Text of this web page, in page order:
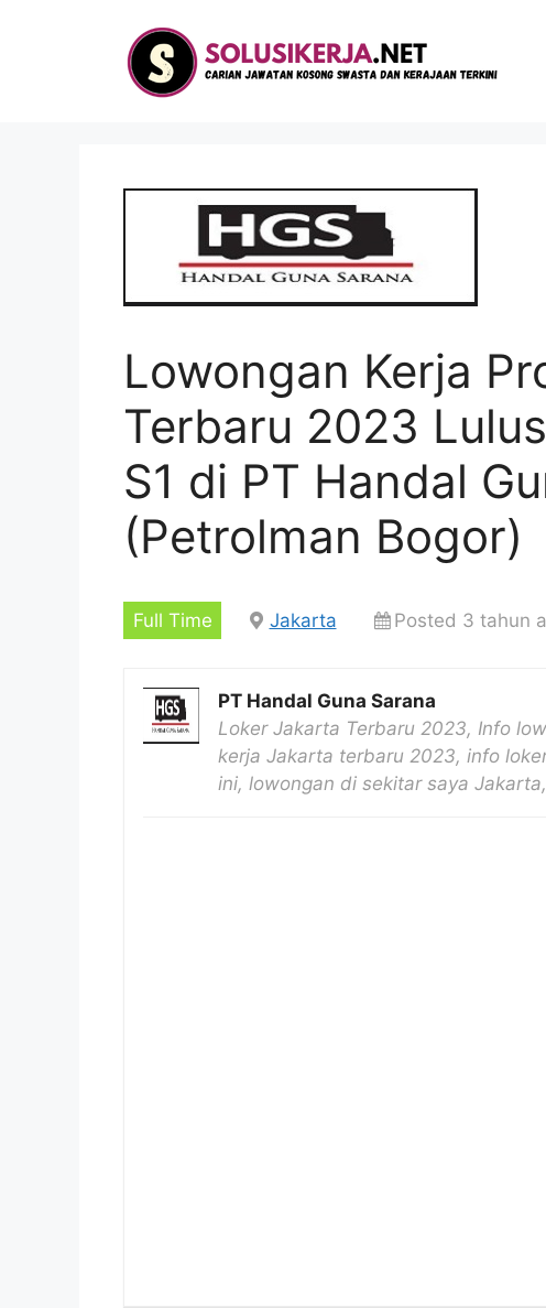
Lowongan Kerja
Terbaru 2023
S1 di PT Handal
(Petrolman Bogor)
Full Time Jakarta Posted 3 tahun
PT Handal Guna Sarana
Loker Jakarta Terbaru 2023, Info
kerja Jakarta terbaru 2023, info
ini, lowongan di sekitar saya